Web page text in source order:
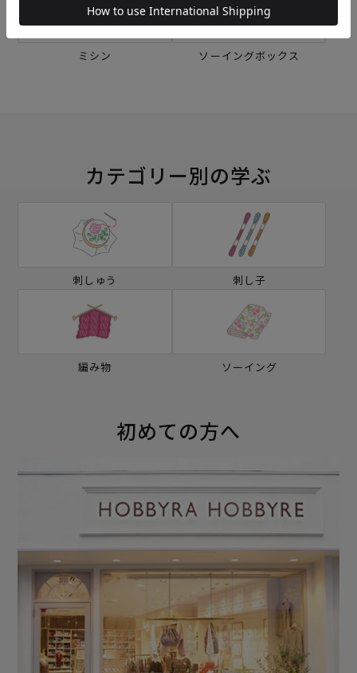
ミシン ソーイングボックス
カテゴリー別の学ぶ
刺しゅう 刺し子
編み物 ソーイング
初めての方へ